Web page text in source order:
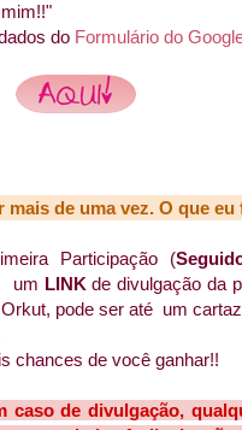
do Formulário do
mais de uma vez. O que eu
Participação (
um LINK de divulgação da
pode ser até um
chances de você ganhar!!
caso de divulgação,